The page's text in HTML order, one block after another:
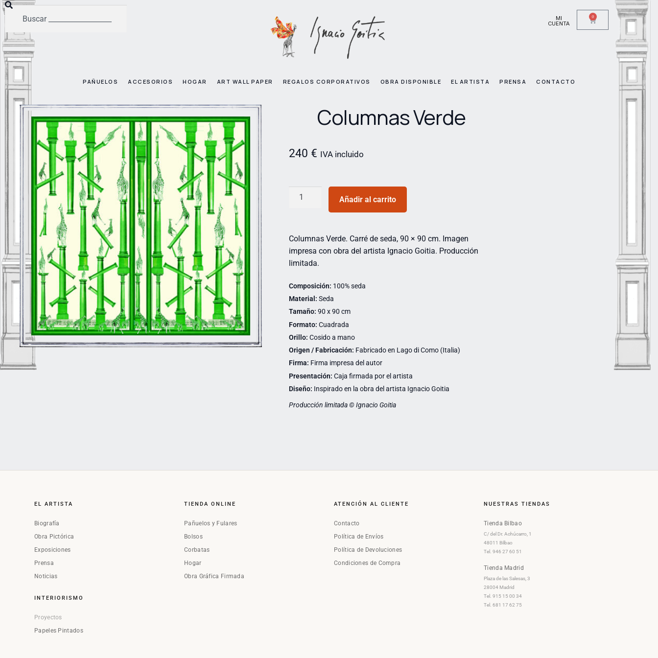
MI
CUENTA
0
PAÑUELOS ACCESORIOS HOGAR ART WALL PAPER REGALOS CORPORATIVOS OBRA DISPONIBLE EL ARTISTA PRENSA CONTACTO
Columnas Verde
240 € IVA incluido
Añadir al carrito
Columnas Verde. Carré de seda, 90 × 90 cm. Imagen
impresa con obra del artista Ignacio Goitia. Producción
limitada.
Composición: 100% seda
Material: Seda
Tamaño: 90 x 90 cm
Formato: Cuadrada
Orillo: Cosido a mano
Origen / Fabricación: Fabricado en Lago di Como (Italia)
Firma: Firma impresa del autor
Presentación: Caja firmada por el artista
Diseño: Inspirado en la obra del artista Ignacio Goitia
Producción limitada © Ignacio Goitia
EL ARTISTA
Biografía
Obra Pictórica
Exposiciones
Prensa
Noticias
INTERIORISMO
Proyectos
Papeles Pintados
TIENDA ONLINE
Pañuelos y Fulares
Bolsos
Corbatas
Hogar
Obra Gráfica Firmada
ATENCIÓN AL CLIENTE
Contacto
Política de Envíos
Política de Devoluciones
Condiciones de Compra
NUESTRAS TIENDAS
Tienda Bilbao
C/ del Dr. Achúcarro, 1
48011 Bilbao
Tel. 946 27 60 51
Tienda Madrid
Plaza de las Salesas, 3
28004 Madrid
Tel. 915 15 00 34
Tel. 681 17 62 75